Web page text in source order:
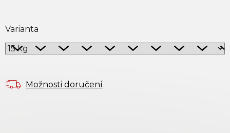
Varianta
Možnosti doručení